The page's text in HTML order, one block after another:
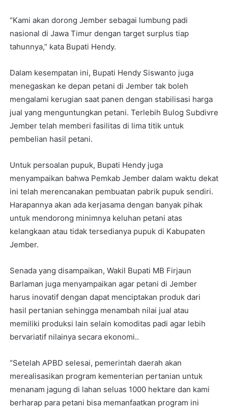
“Kami akan dorong Jember sebagai lumbung padi
nasional di Jawa Timur dengan target surplus tiap
tahunnya,” kata Bupati Hendy.
Dalam kesempatan ini, Bupati Hendy Siswanto juga
menegaskan ke depan petani di Jember tak boleh
mengalami kerugian saat panen dengan stabilisasi harga
jual yang menguntungkan petani. Terlebih Bulog Subdivre
Jember telah memberi fasilitas di lima titik untuk
pembelian hasil petani.
Untuk persoalan pupuk, Bupati Hendy juga
menyampaikan bahwa Pemkab Jember dalam waktu dekat
ini telah merencanakan pembuatan pabrik pupuk sendiri.
Harapannya akan ada kerjasama dengan banyak pihak
untuk mendorong minimnya keluhan petani atas
kelangkaan atau tidak tersedianya pupuk di Kabupaten
Jember.
Senada yang disampaikan, Wakil Bupati MB Firjaun
Barlaman juga menyampaikan agar petani di Jember
harus inovatif dengan dapat menciptakan produk dari
hasil pertanian sehingga menambah nilai jual atau
memiliki produksi lain selain komoditas padi agar lebih
bervariatif nilainya secara ekonomi..
“Setelah APBD selesai, pemerintah daerah akan
merealisasikan program kementerian pertanian untuk
menanam jagung di lahan seluas 1000 hektare dan kami
berharap para petani bisa memanfaatkan program ini